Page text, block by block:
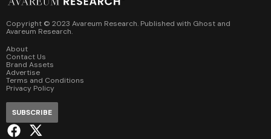
Copyright © 2023 Avareum Research. Published with Ghost and
Avareum Research.
About
Contact Us
Brand Assets
Advertise
Terms and Conditions
Privacy Policy
SUBSCRIBE